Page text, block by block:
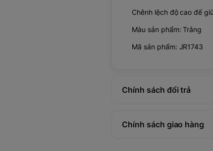
Chênh lệch độ cao đế
Màu sản phẩm: Trắng
Mã sản phẩm: JR1743
Chính sách đổi trả
Chính sách giao hàng